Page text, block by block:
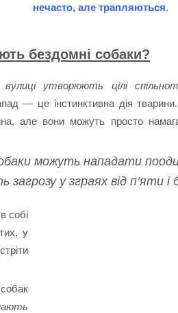
нечасто, але трапляються.
бездомні собаки?
утворюють цілі
— це інстинктивна дія
але вони можуть просто
можуть нападати
у зграях від п’яти і
собі
у